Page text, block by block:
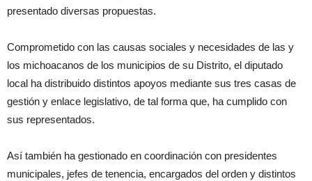
presentado diversas propuestas.
Comprometido con las causas sociales y necesidades de las y
los michoacanos de los municipios de su Distrito, el diputado
local ha distribuido distintos apoyos mediante sus tres casas de
gestión y enlace legislativo, de tal forma que, ha cumplido con
sus representados.
Así también ha gestionado en coordinación con presidentes
municipales, jefes de tenencia, encargados del orden y distintos